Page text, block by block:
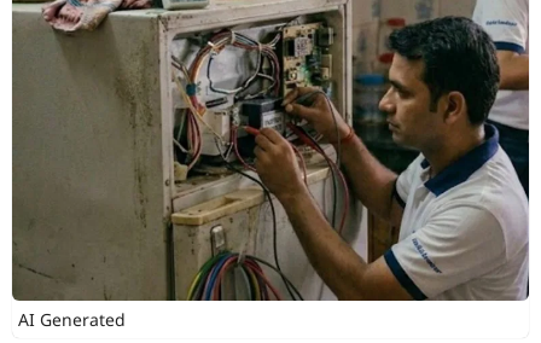
AI Generated